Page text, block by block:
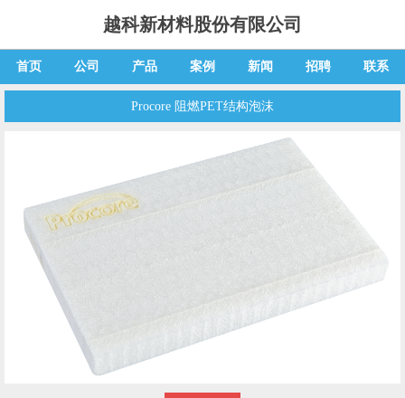
越科新材料股份有限公司
首页 公司 产品 案例 新闻 招聘 联系
Procore 阻燃PET结构泡沫